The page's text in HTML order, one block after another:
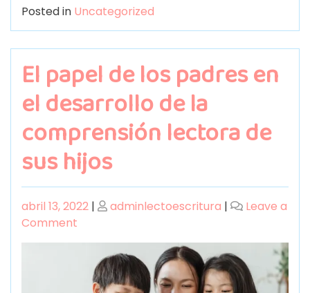
Posted in Uncategorized
El papel de los padres en
el desarrollo de la
comprensión lectora de
sus hijos
abril 13, 2022 | adminlectoescritura |
Leave a
Comment